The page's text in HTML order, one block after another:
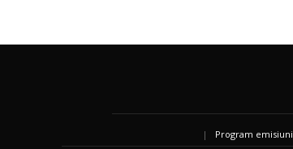
| Program emisiuni